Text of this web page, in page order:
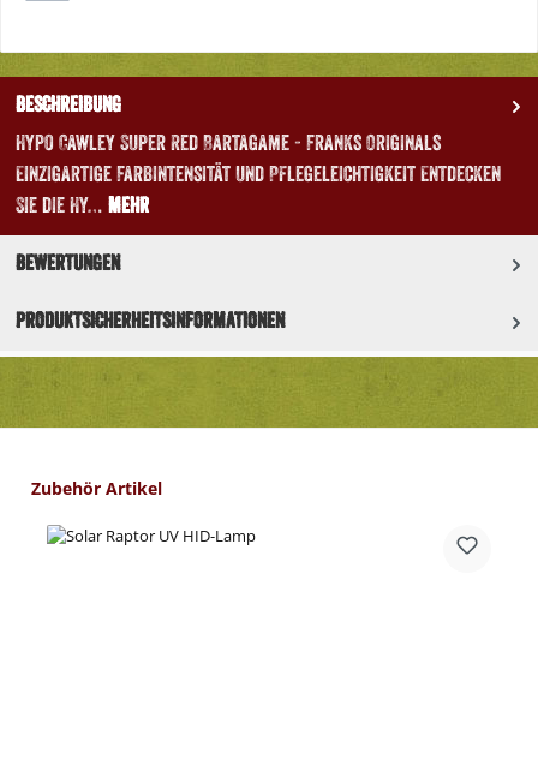
Beschreibung
Hypo Cawley Super Red Bartagame - Franks Originals
Einzigartige Farbintensität und Pflegeleichtigkeit Entdecken
Sie die Hy… Mehr
Bewertungen
Produktsicherheitsinformationen
Produktgalerie überspringen
Zubehör Artikel